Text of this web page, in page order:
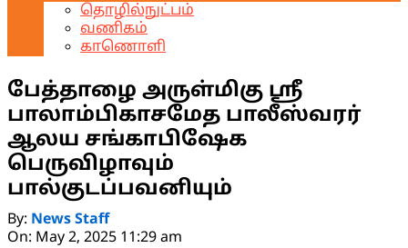
தொழில்நுட்பம்
வணிகம்
காணொளி
பேத்தாழை அருள்மிகு ஸ்ரீ
பாலாம்பிகாசமேத பாலீஸ்வரர்
ஆலய சங்காபிஷேக
பெருவிழாவும்
பால்குடப்பவனியும்
By: News Staff
On: May 2, 2025 11:29 am